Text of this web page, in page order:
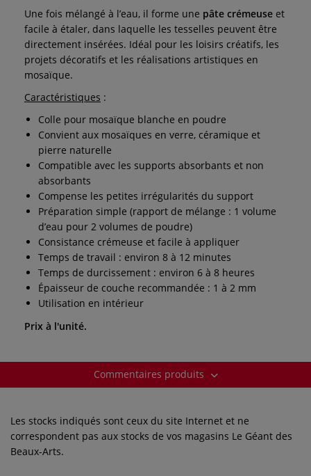
Une fois mélangé à l’eau, il forme une pâte crémeuse et
facile à étaler, dans laquelle les tesselles peuvent être
directement insérées. Idéal pour les loisirs créatifs, les
projets décoratifs et les réalisations artistiques en
mosaïque.
Caractéristiques :
Colle pour mosaïque blanche en poudre
Convient aux mosaïques en verre, céramique et
pierre naturelle
Compatible avec les supports absorbants et non
absorbants
Compense les petites irrégularités du support
Préparation simple (rapport de mélange : 1 volume
d’eau pour 2 volumes de poudre)
Consistance crémeuse et facile à appliquer
Temps de travail : environ 8 à 12 minutes
Temps de durcissement : environ 6 à 8 heures
Épaisseur de couche recommandée : 1 à 2 mm
Utilisation en intérieur
Prix à l'unité.
Commentaires produits
Les stocks indiqués sont ceux du site Internet et ne
correspondent pas aux stocks de vos magasins Le Géant des
Beaux-Arts.